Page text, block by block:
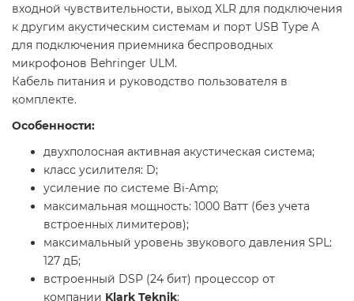
входной чувствительности, выход XLR для подключения
к другим акустическим системам и порт USB Type A
для подключения приемника беспроводных
микрофонов Behringer ULM.
Кабель питания и руководство пользователя в
комплекте.
Особенности:
двухполосная активная акустическая система;
класс усилителя: D;
усиление по системе Bi-Amp;
максимальная мощность: 1000 Ватт (без учета
встроенных лимитеров);
максимальный уровень звукового давления SPL:
127 дБ;
встроенный DSP (24 бит) процессор от
компании Klark Teknik;